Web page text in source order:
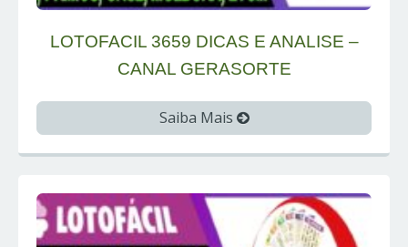
LOTOFACIL 3659 DICAS E ANALISE –
CANAL GERASORTE
Saiba Mais